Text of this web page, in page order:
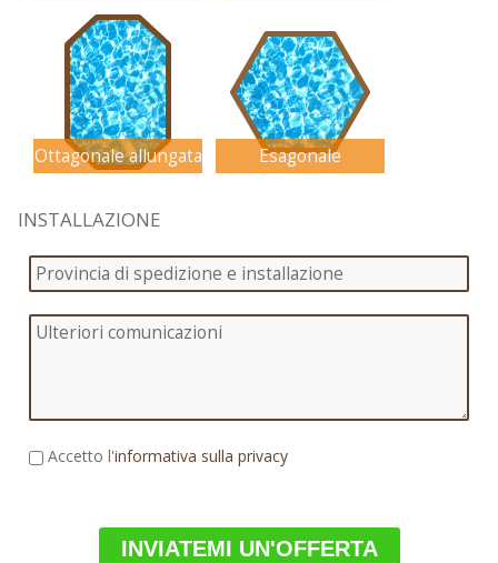
Ottagonale allungata Esagonale
INSTALLAZIONE
Accetto l'informativa sulla privacy
INVIATEMI UN'OFFERTA